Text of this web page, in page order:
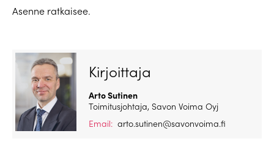
Asenne ratkaisee.
Kirjoittaja
Arto Sutinen
Toimitusjohtaja, Savon Voima Oyj
Email: arto.sutinen@savonvoima.fi